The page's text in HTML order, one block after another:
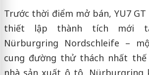
Trước thời điểm mở bán, YU7 GT
thiết lập thành tích mới
Nürburgring Nordschleife –
cung đường thử thách nhất
nhà sản xuất ô tô. Nürburgring